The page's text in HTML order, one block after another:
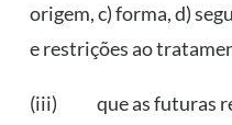
origem, c) forma, d)
e restrições ao
(iii) que as futuras